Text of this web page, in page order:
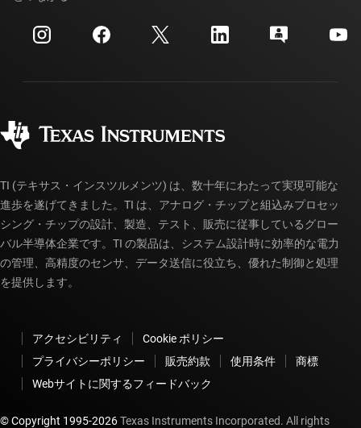
投資家向け情報
製造
カスタマー・サポート・センター
myTI アカウントの FAQ
ご注文に関する FAQ
TI (テキサス・インスツルメンツ) は、数十年にわたって実現可能な
進歩を遂げてきました。TI は、アナログ・チップと組込みプロセッ
シング・チップの設計、製造、テスト、販売に従事しているグロー
バル半導体企業です。TI の製品は、システム設計時に効率的な電力
の管理、高精度のセンサ、データ送信に役立ち、優れた制御と処理
を提供します。
アクセシビリティ
Cookie ポリシー
プライバシーポリシー
販売約款 使用条件
商標
Webサイトに関するフィードバック
© Copyright 1995-2026Texas Instruments Incorporated. All rights